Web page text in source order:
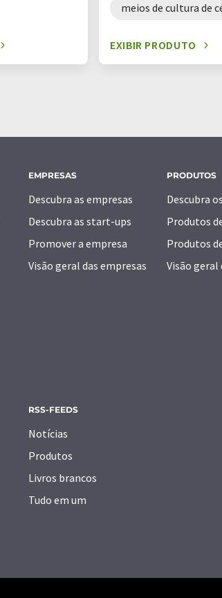
meios de cultura de
EXIBIR PRODUTO
EMPRESAS
Descubra as empresas
Descubra as start-ups
Promover a empresa
Visão geral das empresas
PRODUTOS
Descubra
Produtos
Produtos
Visão
RSS-FEEDS
Notícias
Produtos
Livros brancos
Tudo em um